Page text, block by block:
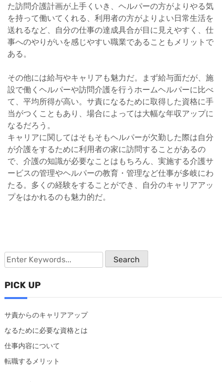
た訪問介護計画が上手くいき、ヘルパーの方がよりやる気
を持って働いてくれる、利用者の方がよりよい日常生活を
送れるなど、自分の仕事の達成具合が目に見えやすく、仕
事へのやりがいを感じやすい職業であることもメリットで
ある。
その他には給与やキャリアも魅力だ。まず給与面だが、施
設で働くヘルパーや訪問介護を行うホームヘルパーに比べ
て、平均所得が高い。サ責になるために取得した資格に手
当がつくこともあり、場合によっては大幅な年収アップに
なるだろう。
キャリアに関してはそもそもヘルパーが欠勤した際は自分
が介護をするために利用者の家に訪問することがあるの
で、介護の知識が必要なことはもちろん、実施する介護サ
ービスの管理やヘルパーの教育・管理など仕事が多岐にわ
たる。多くの経験をすることができ、自分のキャリアアッ
プをはかれるのも魅力的だ。
PICK UP
サ責からのキャリアアップ
なるために必要な資格とは
仕事内容について
転職するメリット